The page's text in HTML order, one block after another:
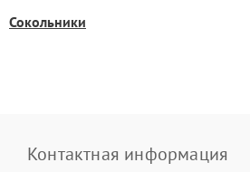
Сокольники
Контактная информация